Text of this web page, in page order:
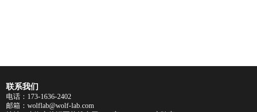
联系我们
电话：173-1636-2402
邮箱：wolflab@wolf-lab.com